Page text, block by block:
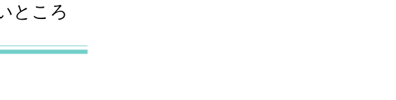
ところ